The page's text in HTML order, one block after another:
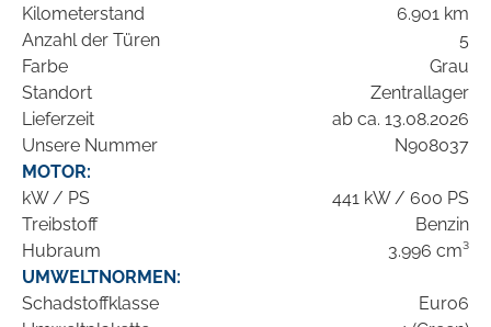
Kilometerstand
6.901 km
Anzahl der Türen
5
Farbe
Grau
Standort
Zentrallager
Lieferzeit
ab ca. 13.08.2026
Unsere Nummer
N908037
MOTOR:
kW / PS
441 kW / 600 PS
Treibstoff
Benzin
Hubraum
3.996 cm³
UMWELTNORMEN:
Schadstoffklasse
Euro6